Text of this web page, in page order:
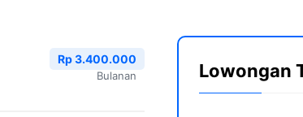
Rp 3.400.000
Bulanan Lowongan